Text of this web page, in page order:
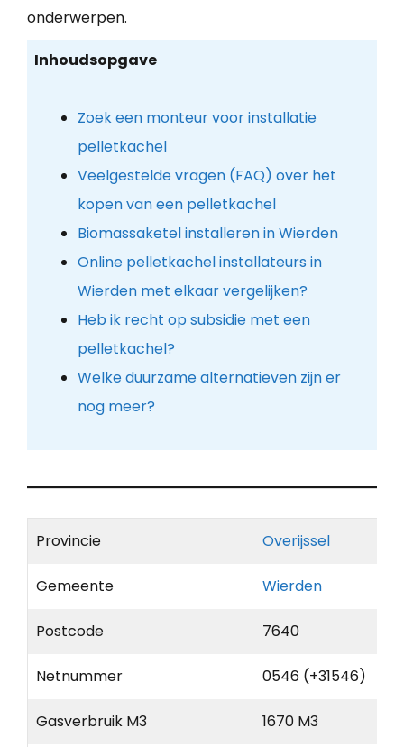
onderwerpen.
Inhoudsopgave
Zoek een monteur voor installatie
pelletkachel
Veelgestelde vragen (FAQ) over het
kopen van een pelletkachel
Biomassaketel installeren in Wierden
Online pelletkachel installateurs in
Wierden met elkaar vergelijken?
Heb ik recht op subsidie met een
pelletkachel?
Welke duurzame alternatieven zijn er
nog meer?
Provincie Overijssel
Gemeente Wierden
Postcode 7640
Netnummer 0546 (+31546)
Gasverbruik M3 1670 M3